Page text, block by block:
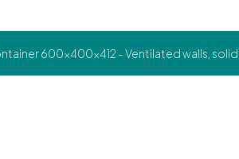
600x400x412 - Ventilated walls, solid